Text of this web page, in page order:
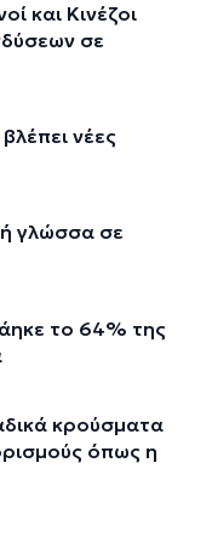
και Κινέζοι
σε
νέες
γλώσσα σε
το 64% της
κρούσματα
όπως η